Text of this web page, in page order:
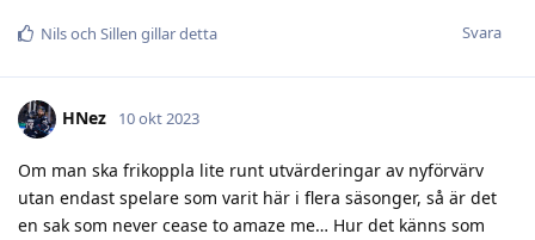
Svara
Nilsoch Sillen gillar detta
HNez 10 okt 2023
Om man ska frikoppla lite runt utvärderingar av nyförvärv
utan endast spelare som varit här i flera säsonger, så är det
en sak som never cease to amaze me… Hur det känns som